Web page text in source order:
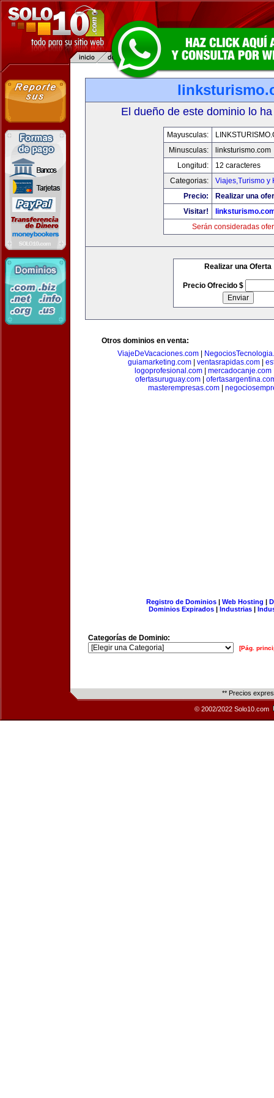
El dueño de este dominio lo
Mayusculas:
Minusculas:
linksturismo.com
Longitud:
12 caracteres
Categorias:
Viajes,Turismo y
Precio:
Realizar una
Visitar!
Serán consideradas
Realizar una Oferta
Precio Ofrecido $
Otros dominios en venta:
ViajeDeVacaciones.com
guiamarketing.com| ventasrapidas.com|
logoprofesional.com
mercadocanje.com
ofertasuruguay.com|
masterempresas.com|
Registro de Dominios| Web Hosting |
Dominios Expirados | Industrias |
Categorías de Dominio:
[Pág.
** Precios
© 2002/2022 Solo10.com